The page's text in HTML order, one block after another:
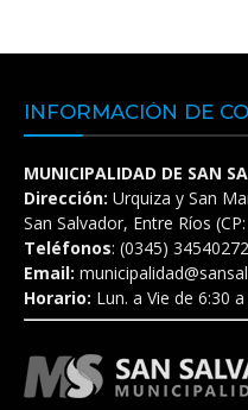
INFORMACIÓN DE
MUNICIPALIDAD DE SAN
Dirección: Urquiza y San
San Salvador, Entre Ríos
Teléfonos: (0345)
Email:
Horario: Lun. a Vie de 6:30